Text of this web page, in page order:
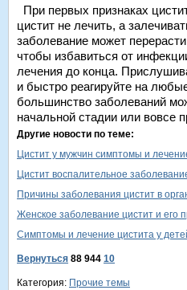
При первых признаках
цистит не лечить, а
заболевание может
чтобы избавиться от
лечения до конца.
и быстро реагируйте на
большинство заболеваний
начальной стадии или вовсе
Другие новости по теме:
Цистит у мужчин симптомы и
Цистит воспалительное
Причины заболевания цистит в
Женское заболевание цистит и его
Симптомы и лечение цистита у
Вернуться 88 944 10
Категория: Прочие темы